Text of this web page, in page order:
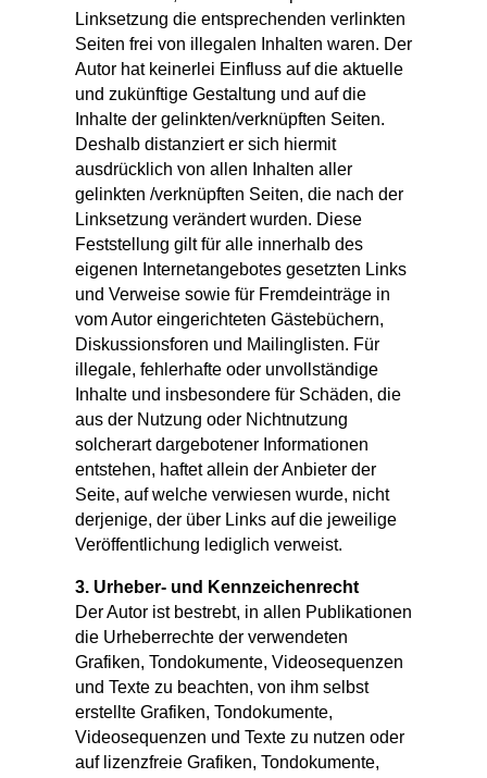
Linksetzung die entsprechenden verlinkten
Seiten frei von illegalen Inhalten waren. Der
Autor hat keinerlei Einfluss auf die aktuelle
und zukünftige Gestaltung und auf die
Inhalte der gelinkten/verknüpften Seiten.
Deshalb distanziert er sich hiermit
ausdrücklich von allen Inhalten aller
gelinkten /verknüpften Seiten, die nach der
Linksetzung verändert wurden. Diese
Feststellung gilt für alle innerhalb des
eigenen Internetangebotes gesetzten Links
und Verweise sowie für Fremdeinträge in
vom Autor eingerichteten Gästebüchern,
Diskussionsforen und Mailinglisten. Für
illegale, fehlerhafte oder unvollständige
Inhalte und insbesondere für Schäden, die
aus der Nutzung oder Nichtnutzung
solcherart dargebotener Informationen
entstehen, haftet allein der Anbieter der
Seite, auf welche verwiesen wurde, nicht
derjenige, der über Links auf die jeweilige
Veröffentlichung lediglich verweist.
3. Urheber- und Kennzeichenrecht
Der Autor ist bestrebt, in allen Publikationen
die Urheberrechte der verwendeten
Grafiken, Tondokumente, Videosequenzen
und Texte zu beachten, von ihm selbst
erstellte Grafiken, Tondokumente,
Videosequenzen und Texte zu nutzen oder
auf lizenzfreie Grafiken, Tondokumente,